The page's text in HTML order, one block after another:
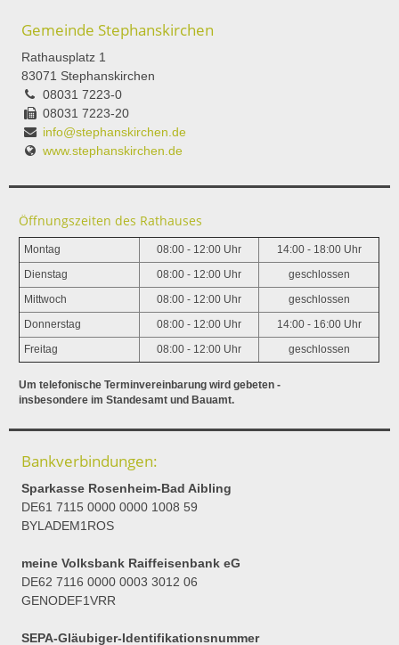
Gemeinde Stephanskirchen
Rathausplatz 1
83071 Stephanskirchen
08031 7223-0
08031 7223-20
info@stephanskirchen.de
www.stephanskirchen.de
Öffnungszeiten des Rathauses
Montag 08:00 - 12:00 Uhr 14:00 - 18:00 Uhr
Dienstag 08:00 - 12:00 Uhr geschlossen
Mittwoch 08:00 - 12:00 Uhr geschlossen
Donnerstag 08:00 - 12:00 Uhr 14:00 - 16:00 Uhr
Freitag 08:00 - 12:00 Uhr geschlossen
Um telefonische Terminvereinbarung wird gebeten -
insbesondere im Standesamt und Bauamt.
Bankverbindungen:
Sparkasse Rosenheim-Bad Aibling
DE61 7115 0000 0000 1008 59
BYLADEM1ROS
meine Volksbank Raiffeisenbank eG
DE62 7116 0000 0003 3012 06
GENODEF1VRR
SEPA-Gläubiger-Identifikationsnummer